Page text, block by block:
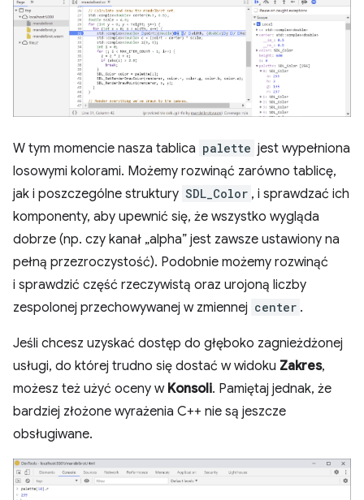
W tym momencie nasza tablica palette jest wypełniona
losowymi kolorami. Możemy rozwinąć zarówno tablicę,
jak i poszczególne struktury SDL_Color , i sprawdzać ich
komponenty, aby upewnić się, że wszystko wygląda
dobrze (np. czy kanał „alpha” jest zawsze ustawiony na
pełną przezroczystość). Podobnie możemy rozwinąć
i sprawdzić część rzeczywistą oraz urojoną liczby
zespolonej przechowywanej w zmiennej center .
Jeśli chcesz uzyskać dostęp do głęboko zagnieżdżonej
usługi, do której trudno się dostać w widoku Zakres,
możesz też użyć oceny w Konsoli. Pamiętaj jednak, że
bardziej złożone wyrażenia C++ nie są jeszcze
obsługiwane.